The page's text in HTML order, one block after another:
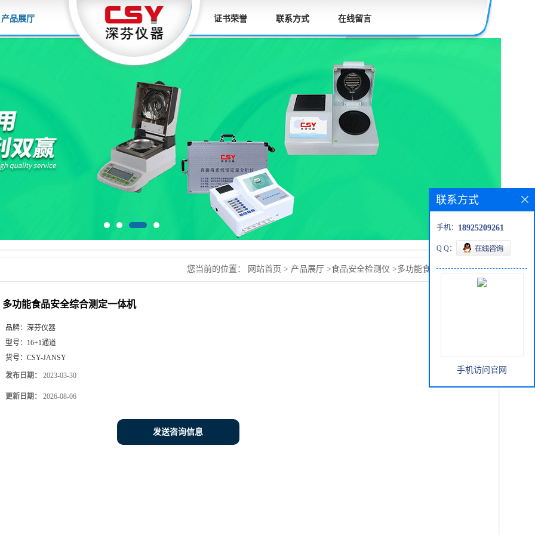
产品展厅 证书荣誉 联系方式 在线留言
您当前的位置： 网站首页 > 产品展厅 >食品安全检测仪 >多功能食品安全综合测
多功能食品安全综合测定一体机
品牌： 深芬仪器
型号： 16+1通道
货号： CSY-JANSY
发布日期： 2023-03-30
更新日期： 2026-08-06
发送咨询信息
联系方式
手机： 18925209261
Q Q：
手机访问官网